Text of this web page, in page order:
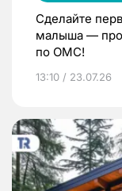
Сделайте
малыша —
по ОМС!
13:10 / 23.07.26